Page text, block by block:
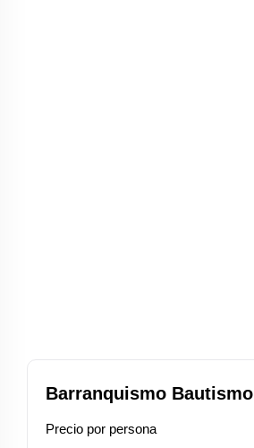
Barranquismo Bautismo
Precio por persona